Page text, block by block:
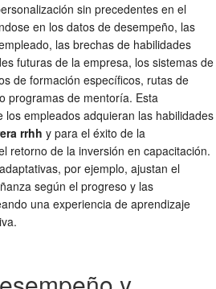
sin precedentes en el
en los datos de desempeño, las
las brechas de habilidades
futuras de la empresa, los sistemas de
de formación específicos, rutas de
programas de mentoría. Esta
los empleados adquieran las habilidades
rrhh y para el éxito de la
retorno de la inversión en capacitación.
por ejemplo, ajustan el
según el progreso y las
una experiencia de aprendizaje